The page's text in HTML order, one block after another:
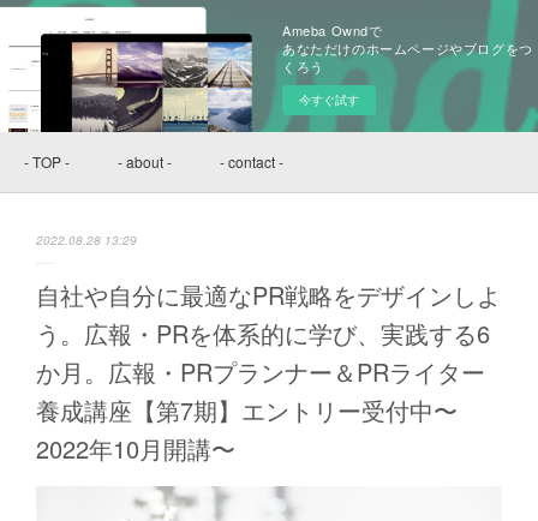
Ameba Owndで
あなただけのホームページやブログをつ
くろう
今すぐ試す
- TOP - - about - - contact -
2022.08.28 13:29
自社や自分に最適なPR戦略をデザインしよ
う。広報・PRを体系的に学び、実践する6
か月。広報・PRプランナー＆PRライター
養成講座【第7期】エントリー受付中〜
2022年10月開講〜